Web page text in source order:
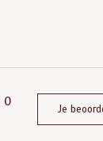
0
Je